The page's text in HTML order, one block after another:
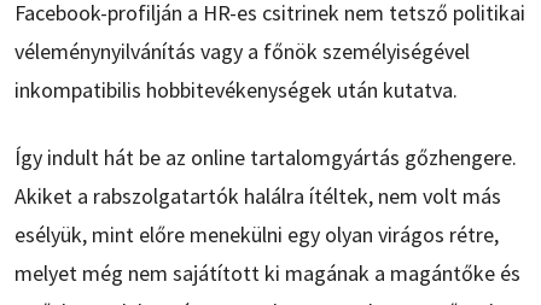
Facebook-profilján a HR-es csitrinek nem tetsző politikai
véleménynyilvánítás vagy a főnök személyiségével
inkompatibilis hobbitevékenységek után kutatva.
Így indult hát be az online tartalomgyártás gőzhengere.
Akiket a rabszolgatartók halálra ítéltek, nem volt más
esélyük, mint előre menekülni egy olyan virágos rétre,
melyet még nem sajátított ki magának a magántőke és